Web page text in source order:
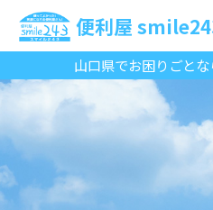
山口県でお困りごとな
便利屋